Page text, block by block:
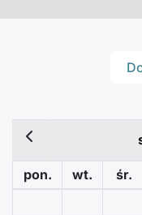
pon. wt. śr.